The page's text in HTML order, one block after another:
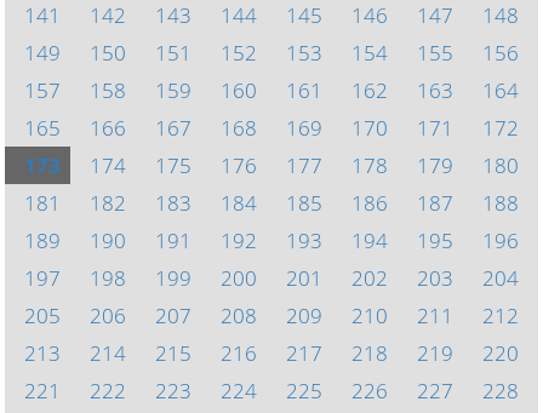
141
142 143 144 145 146 147
148
149
150 151 152 153 154 155
156
157
158 159 160 161 162 163
164
165
166 167 168 169 170 171
172
173
174 175 176 177 178 179
180
181
182 183 184 185 186 187
188
189
190 191 192 193 194 195
196
197
198 199 200 201 202 203
204
205
206 207 208 209 210 211
212
213
214 215 216 217 218 219
220
221
222 223 224 225 226 227
228